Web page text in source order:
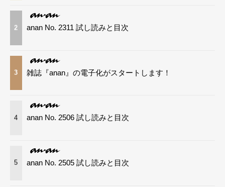
2 anan No. 2311 試し読みと目次
3 雑誌『anan』の電子化がスタートします！
4 anan No. 2506 試し読みと目次
5 anan No. 2505 試し読みと目次